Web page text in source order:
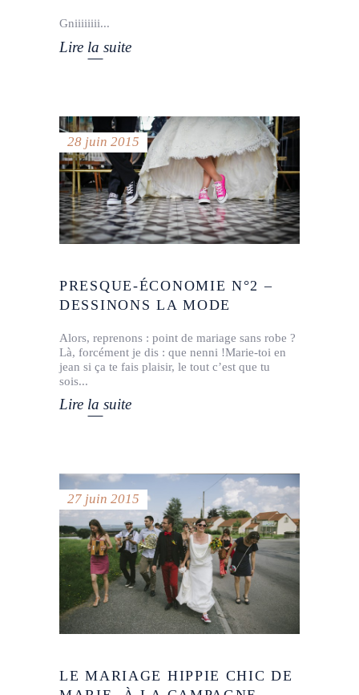
Gniiiiiiii
Lire la suite
28 juin 2015
PRESQUE-ÉCONOMIE N°2 –
DESSINONS LA MODE
Alors, reprenons : point de mariage sans robe ?
Là, forcément je dis : que nenni !Marie-toi en
jean si ça te fais plaisir, le tout c’est que tu
sois
Lire la suite
27 juin 2015
LE MARIAGE HIPPIE CHIC DE